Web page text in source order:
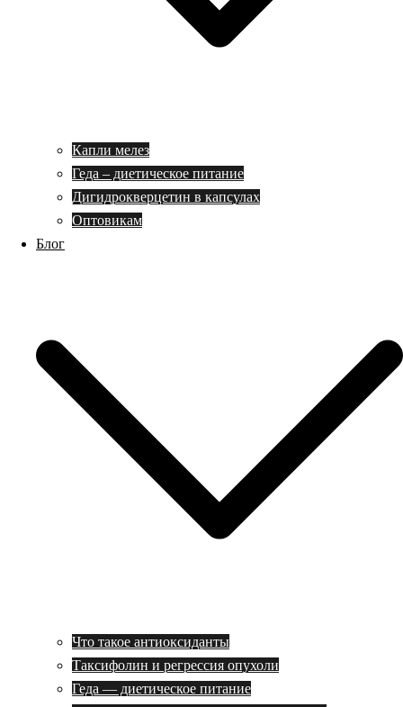
Капли мелез
Геда – диетическое питание
Дигидрокверцетин в капсулах
Оптовикам
Блог
Что такое антиоксиданты
Таксифолин и регрессия опухоли
Геда — диетическое питание